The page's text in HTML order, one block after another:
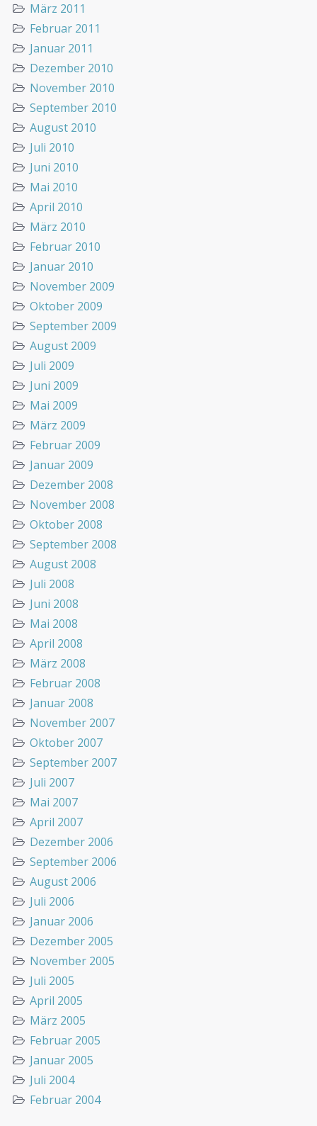
März 2011
Februar 2011
Januar 2011
Dezember 2010
November 2010
September 2010
August 2010
Juli 2010
Juni 2010
Mai 2010
April 2010
März 2010
Februar 2010
Januar 2010
November 2009
Oktober 2009
September 2009
August 2009
Juli 2009
Juni 2009
Mai 2009
März 2009
Februar 2009
Januar 2009
Dezember 2008
November 2008
Oktober 2008
September 2008
August 2008
Juli 2008
Juni 2008
Mai 2008
April 2008
März 2008
Februar 2008
Januar 2008
November 2007
Oktober 2007
September 2007
Juli 2007
Mai 2007
April 2007
Dezember 2006
September 2006
August 2006
Juli 2006
Januar 2006
Dezember 2005
November 2005
Juli 2005
April 2005
März 2005
Februar 2005
Januar 2005
Juli 2004
Februar 2004